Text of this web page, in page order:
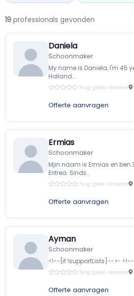
19 professionals gevonden
Daniela
Schoonmaker
My name is Daniela, I'm 45
Holland...
Nog geen reviews
Offerte aanvragen
Ermias
Schoonmaker
Mjin naam is Ermias en ben
Eritrea. Sinds...
Nog geen reviews
Offerte aanvragen
Ayman
Schoonmaker
<!--[if !supportLists]-->-
Nog geen reviews
Offerte aanvragen